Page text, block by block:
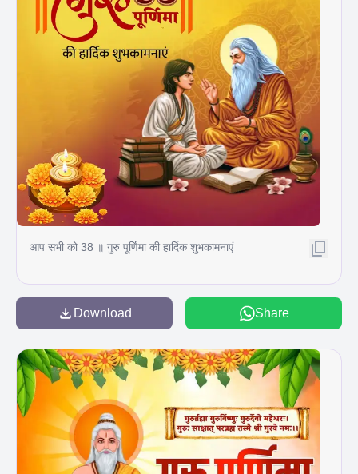
आप सभी को 38 ॥ गुरु पूर्णिमा की हार्दिक शुभकामनाएं
Download Share